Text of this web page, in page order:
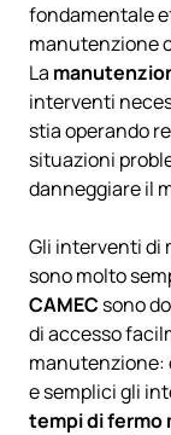
fondamentale
manutenzione
La
interventi
stia operando
situazioni
danneggiare il
Gli interventi di
sono molto
CAMEC sono
di accesso
manutenzione:
e semplici gli
tempi di fermo